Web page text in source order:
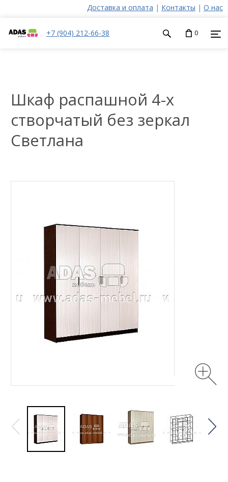
Доставка и оплата | Контакты | О нас
+7 (904) 212-66-38 0
Шкаф распашной 4-х
створчатый без зеркал
Светлана